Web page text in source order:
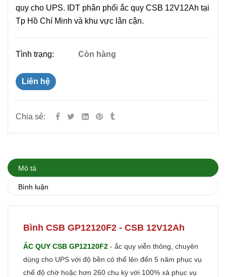
quy cho UPS. IDT phân phối ắc quy CSB 12V12Ah tại
Tp Hồ Chí Minh và khu vực lân cận.
Tình trạng: Còn hàng
Liên hệ
Chia sẻ:
Mô tả
Bình luận
Bình CSB GP12120F2 - CSB 12V12Ah
ẮC QUY CSB GP12120F2 - ắc quy viễn thông, chuyên
dùng cho UPS với độ bền có thể lên đến 5 năm phục vụ
chế độ chờ hoặc hơn 260 chu kỳ với 100% xả phục vụ